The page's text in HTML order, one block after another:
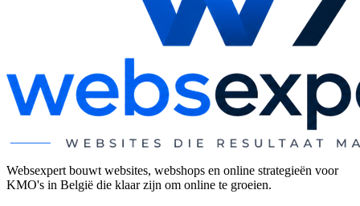
Websexpert bouwt websites, webshops en online strategieën voor
KMO's in België die klaar zijn om online te groeien.